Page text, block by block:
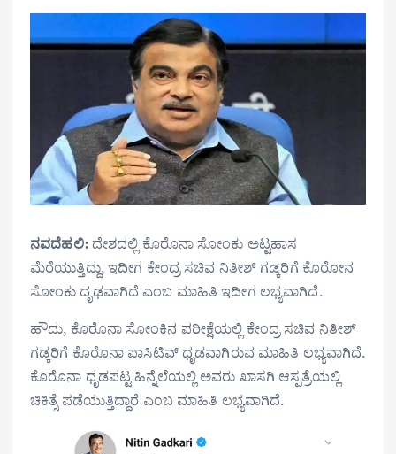
ನವದೆಹಲಿ:ದೇಶದಲ್ಲಿ ಕೊರೊನಾ ಸೋಂಕು ಅಟ್ಟಹಾಸ
ಮೆರೆಯುತ್ತಿದ್ದು, ಇದೀಗ ಕೇಂದ್ರ ಸಚಿವ ನಿತೀಶ್ ಗಡ್ಕರಿಗೆ ಕೊರೋನ
ಸೋಂಕು ದೃಢವಾಗಿದೆ ಎಂಬ ಮಾಹಿತಿ ಇದೀಗ ಲಭ್ಯವಾಗಿದೆ.
ಹೌದು, ಕೊರೊನಾ ಸೋಂಕಿನ ಪರೀಕ್ಷೆಯಲ್ಲಿ ಕೇಂದ್ರ ಸಚಿವ ನಿತೀಶ್
ಗಡ್ಕರಿಗೆ ಕೊರೊನಾ ಪಾಸಿಟಿವ್ ಧೃಡವಾಗಿರುವ ಮಾಹಿತಿ ಲಭ್ಯವಾಗಿದೆ.
ಕೊರೊನಾ ಧೃಡಪಟ್ಟ ಹಿನ್ನೆಲೆಯಲ್ಲಿ ಅವರು ಖಾಸಗಿ ಆಸ್ಪತ್ರೆಯಲ್ಲಿ
ಚಿಕಿತ್ಸೆ ಪಡೆಯುತ್ತಿದ್ದಾರೆ ಎಂಬ ಮಾಹಿತಿ ಲಭ್ಯವಾಗಿದೆ.